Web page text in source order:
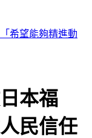
死亡多時」陳屍屋
本福
民信任